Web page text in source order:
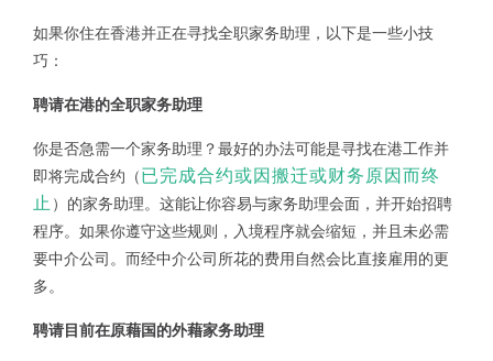
如果你住在香港并正在寻找全职家务助理，以下是一些小技
巧：
聘请在港的全职家务助理
你是否急需一个家务助理？最好的办法可能是寻找在港工作并
即将完成合约（已完成合约或因搬迁或财务原因而终
止）的家务助理。这能让你容易与家务助理会面，并开始招聘
程序。如果你遵守这些规则，入境程序就会缩短，并且未必需
要中介公司。而经中介公司所花的费用自然会比直接雇用的更
多。
聘请目前在原藉国的外藉家务助理